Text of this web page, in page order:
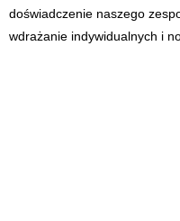
doświadczenie naszego
wdrażanie indywidualnych i